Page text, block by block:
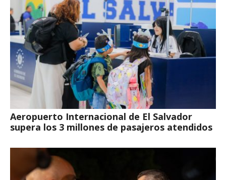
Aeropuerto Internacional de El Salvador
supera los 3 millones de pasajeros atendidos